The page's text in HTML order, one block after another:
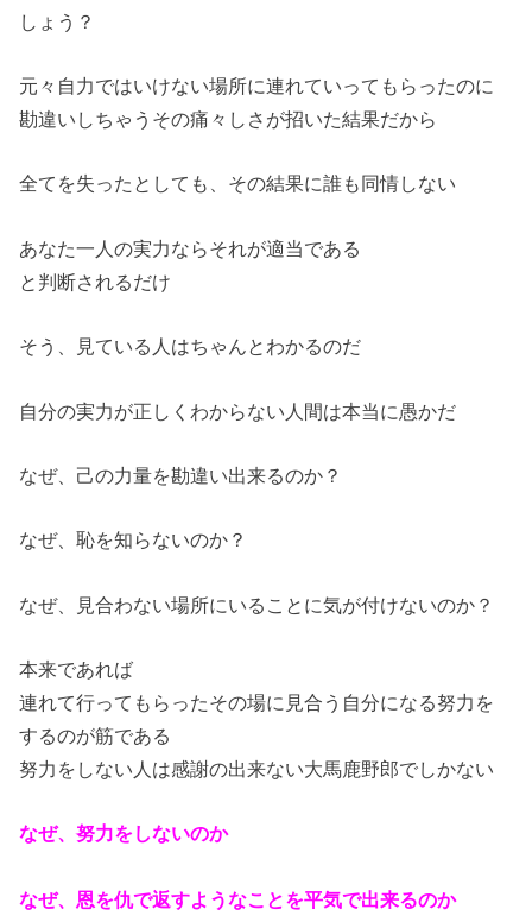
しょう？
元々自力ではいけない場所に連れていってもらったのに
勘違いしちゃうその痛々しさが招いた結果だから
全てを失ったとしても、その結果に誰も同情しない
あなた一人の実力ならそれが適当である
と判断されるだけ
そう、見ている人はちゃんとわかるのだ
自分の実力が正しくわからない人間は本当に愚かだ
なぜ、己の力量を勘違い出来るのか？
なぜ、恥を知らないのか？
なぜ、見合わない場所にいることに気が付けないのか？
本来であれば
連れて行ってもらったその場に見合う自分になる努力を
するのが筋である
努力をしない人は感謝の出来ない大馬鹿野郎でしかない
なぜ、努力をしないのか
なぜ、恩を仇で返すようなことを平気で出来るのか